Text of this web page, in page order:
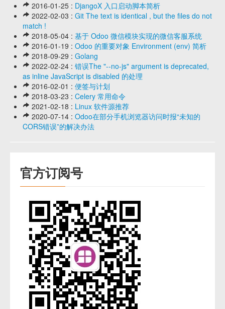
2016-01-25 : DjangoX 入口启动脚本简析
2022-02-03 : Git The text is identical , but the files do not
match !
2018-05-04 : 基于 Odoo 微信模块实现的微信客服系统
2016-01-19 : Odoo 的重要对象 Environment (env) 简析
2018-09-29 : Golang
2022-02-24 : 错误The "--no-js" argument is deprecated,
as inline JavaScript is disabled 的处理
2016-02-01 : 便签与计划
2018-03-23 : Celery 常用命令
2021-02-18 : Linux 软件源推荐
2020-07-14 : Odoo在部分手机浏览器访问时报“未知的
CORS错误”的解决办法
官方订阅号